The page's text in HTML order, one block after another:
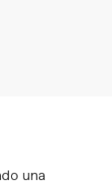
una